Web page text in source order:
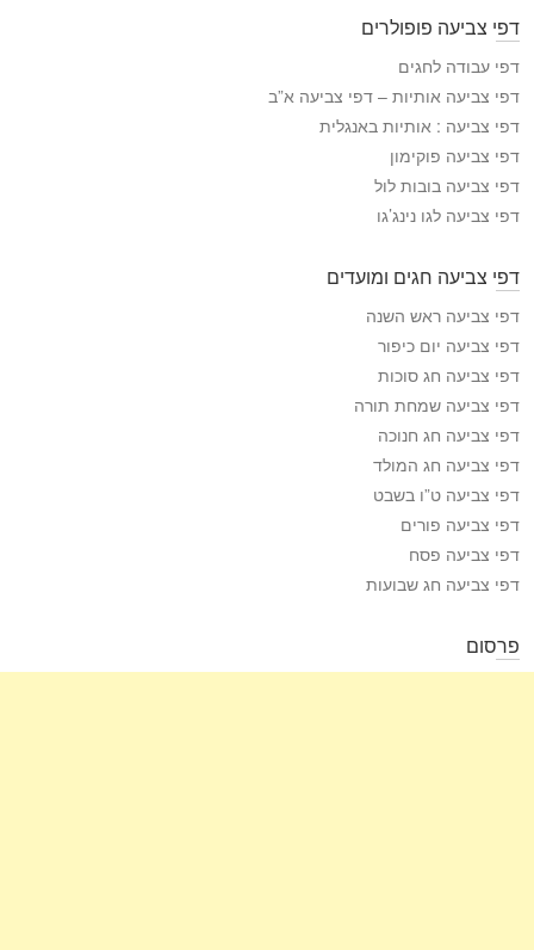
י
ה
צ
י
ע
ה
דפי צביעה פופולרים
דפי עבודה לחגים
דפי צביעה אותיות – דפי צביעה א”ב
דפי צביעה : אותיות באנגלית
דפי צביעה פוקימון
דפי צביעה בובות לול
דפי צביעה לגו נינג’גו
דפי צביעה חגים ומועדים
דפי צביעה ראש השנה
דפי צביעה יום כיפור
דפי צביעה חג סוכות
דפי צביעה שמחת תורה
דפי צביעה חג חנוכה
דפי צביעה חג המולד
דפי צביעה ט”ו בשבט
דפי צביעה פורים
דפי צביעה פסח
דפי צביעה חג שבועות
פרסום